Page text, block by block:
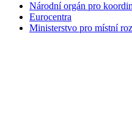
Národní orgán pro
Eurocentra
Ministerstvo pro místní